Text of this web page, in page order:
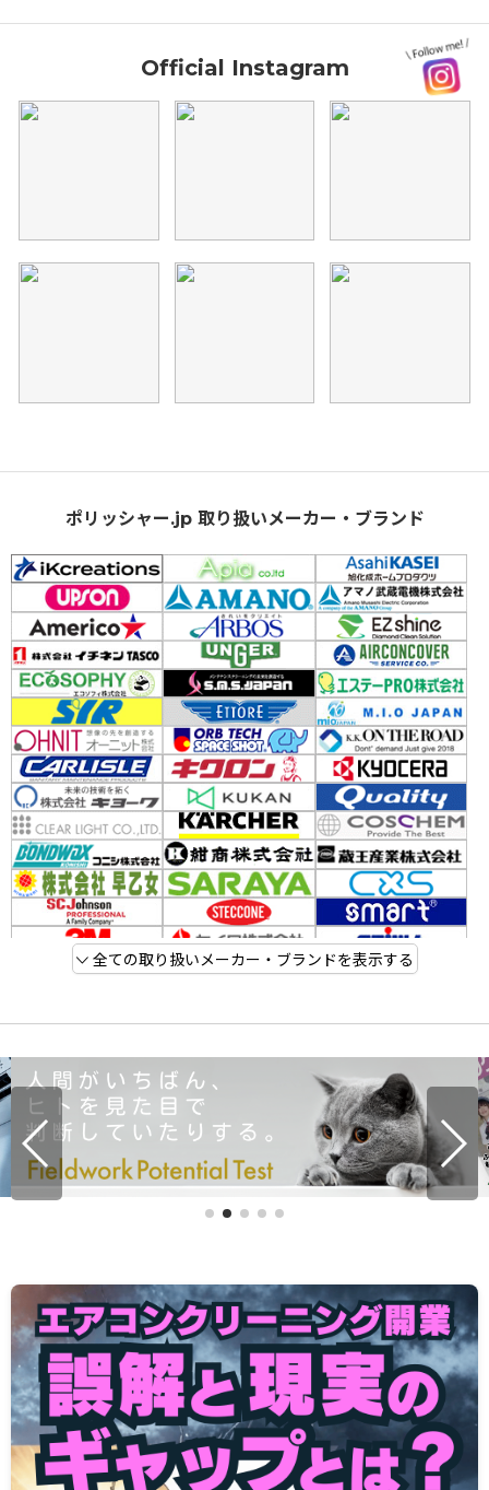
Official Instagram
ポリッシャー.jp 取り扱いメーカー・ブランド
全ての取り扱いメーカー・ブランドを表示する
ポリッシャー別スプラッシュガード互換ガイド！最適カバ
ー簡単セレクト